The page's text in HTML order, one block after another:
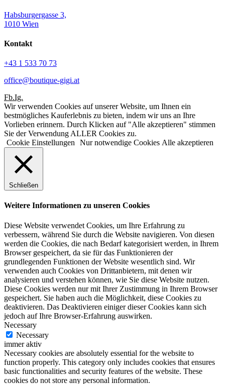
Habsburgergasse 3,
1010 Wien
Kontakt
+43 1 533 70 73
office@boutique-gigi.at
Fb.Ig.
Wir verwenden Cookies auf unserer Website, um Ihnen ein
bestmögliches Kauferlebnis zu bieten, indem wir uns an Ihre
Vorlieben erinnern. Durch Klicken auf "Alle akzeptieren" stimmen
Sie der Verwendung ALLER Cookies zu.
Cookie Einstellungen
Nur notwendige Cookies Alle akzeptieren
Schließen
Weitere Informationen zu unseren Cookies
Diese Website verwendet Cookies, um Ihre Erfahrung zu
verbessern, während Sie durch die Website navigieren. Von diesen
werden die Cookies, die nach Bedarf kategorisiert werden, in Ihrem
Browser gespeichert, da sie für das Funktionieren der
grundlegenden Funktionen der Website wesentlich sind. Wir
verwenden auch Cookies von Drittanbietern, mit denen wir
analysieren und verstehen können, wie Sie diese Website nutzen.
Diese Cookies werden nur mit Ihrer Zustimmung in Ihrem Browser
gespeichert. Sie haben auch die Möglichkeit, diese Cookies zu
deaktivieren. Das Deaktivieren einiger dieser Cookies kann sich
jedoch auf Ihre Browser-Erfahrung auswirken.
Necessary
Necessary
immer aktiv
Necessary cookies are absolutely essential for the website to
function properly. This category only includes cookies that ensures
basic functionalities and security features of the website. These
cookies do not store any personal information.